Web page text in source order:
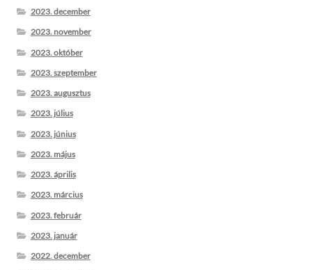
2023. december
2023. november
2023. október
2023. szeptember
2023. augusztus
2023. július
2023. június
2023. május
2023. április
2023. március
2023. február
2023. január
2022. december